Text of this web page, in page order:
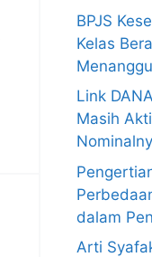
BPJS
Kelas
Link
Masih
dalam
Arti